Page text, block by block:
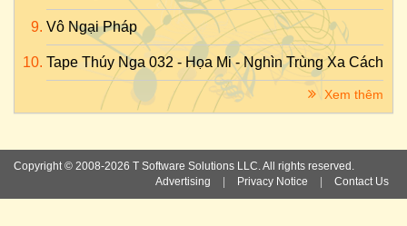
Vô Ngại Pháp
Tape Thúy Nga 032 - Họa Mi - Nghìn Trùng Xa Cách
Xem thêm
Copyright © 2008-2026 T Software Solutions LLC. All rights reserved.
Advertising
Privacy Notice Contact Us